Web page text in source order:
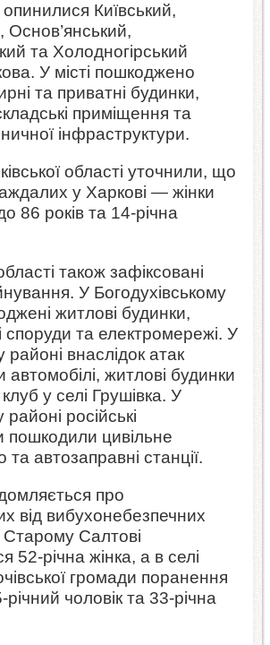
Київський,
Основ’янський,
та Холодногірський
У місті пошкоджено
та приватні будинки,
приміщення та
інфраструктури.
області уточнили, що
у Харкові — жінки
86 років та 14-річна
також зафіксовані
У Богодухівському
житлові будинки,
споруди та електромережі. У
районі внаслідок атак
житлові будинки
у селі Грушівка. У
районі російські
пошкодили цивільне
та автозаправні станції.
про
від вибухонебезпечних
Старому Салтові
52-річна жінка, а в селі
громади поранення
чоловік та 33-річна